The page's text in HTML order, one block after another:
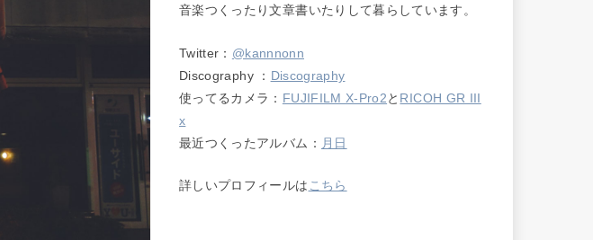
音楽つくったり文章書いたりして暮らしています。
Twitter： @kannnonn
Discography ： Discography
使ってるカメラ： FUJIFILM X-Pro2と RICOH GR III
x
最近つくったアルバム： 月日
詳しいプロフィールは こちら